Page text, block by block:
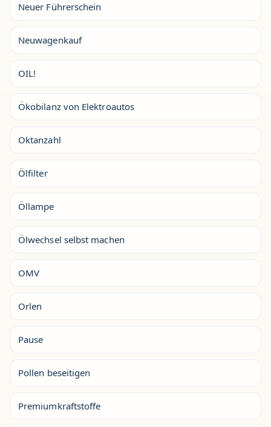
Neuer Führerschein
Neuwagenkauf
OIL!
Ökobilanz von Elektroautos
Oktanzahl
Ölfilter
Öllampe
Ölwechsel selbst machen
OMV
Orlen
Pause
Pollen beseitigen
Premiumkraftstoffe